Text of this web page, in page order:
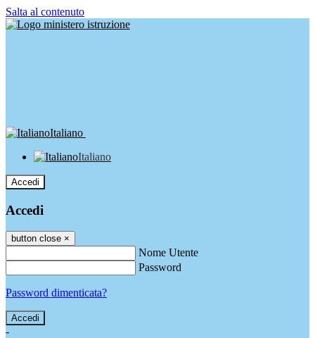
Salta al contenuto
Italiano
Italiano
Accedi
Accedi
button close ×
Nome Utente
Password
Password dimenticata?
-